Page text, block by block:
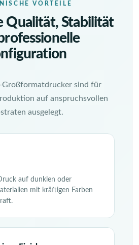
VORTEILE
Qualität, Stabilität
Großformatdrucker sind für
auf anspruchsvollen
ausgelegt.
auf dunklen oder
mit kräftigen Farben